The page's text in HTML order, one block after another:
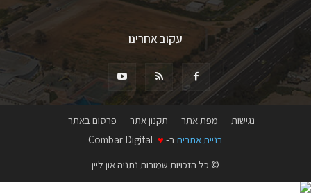
עקוב אחרינו
נגישות מפת אתר תקנון אתר
פרסום באתר
בניית אתרים ב- ♥
© כל הזכויות שמורות נתניה און ליין